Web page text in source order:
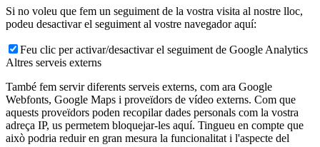
Si no voleu que fem un seguiment de la vostra visita al nostre lloc,
podeu desactivar el seguiment al vostre navegador aquí:
Feu clic per activar/desactivar el seguiment de Google Analytics
Altres serveis externs
També fem servir diferents serveis externs, com ara Google
Webfonts, Google Maps i proveïdors de vídeo externs. Com que
aquests proveïdors poden recopilar dades personals com la vostra
adreça IP, us permetem bloquejar-les aquí. Tingueu en compte que
això podria reduir en gran mesura la funcionalitat i l'aspecte del